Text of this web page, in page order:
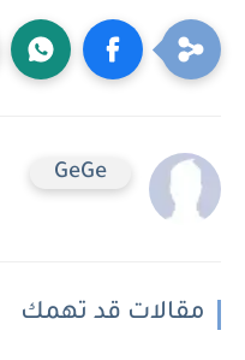
GeGe
مقالات قد تهمك